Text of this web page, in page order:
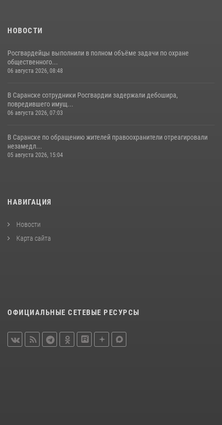
НОВОСТИ
Росгвардейцы выполнили в полном объёме задачи по охране
общественного...
06 августа 2026, 08:48
В Саранске сотрудники Росгвардии задержали дебошира,
повредившего имущ...
06 августа 2026, 07:03
В Саранске по обращению жителей правоохранители отреагировали
незамедл...
05 августа 2026, 15:04
НАВИГАЦИЯ
Новости
Карта сайта
ОФИЦИАЛЬНЫЕ СЕТЕВЫЕ РЕСУРСЫ